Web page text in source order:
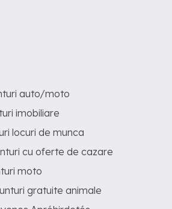
auto/moto
imobiliare
locuri de munca
cu oferte de cazare
moto
gratuite animale